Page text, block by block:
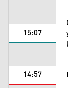
15:07
14:57